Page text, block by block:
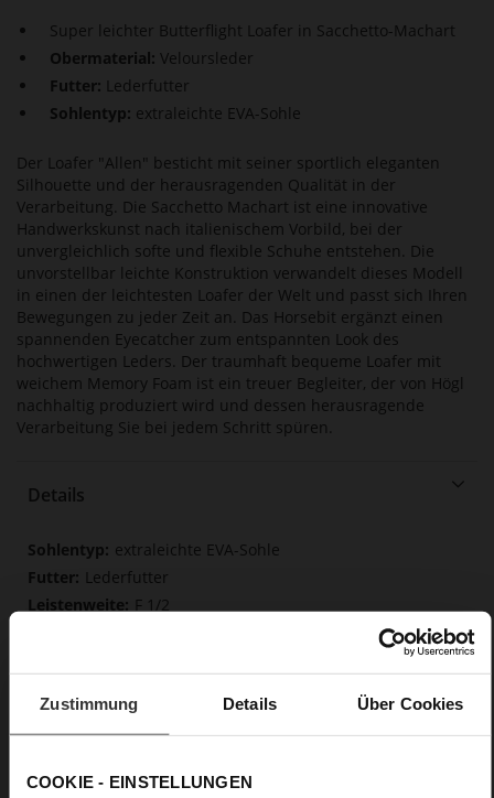
Zustimmung Details Über Cookies
COOKIE - EINSTELLUNGEN
Super leichter Butterflight Loafer in Sacchetto-Machart
Obermaterial: Veloursleder
Futter: Lederfutter
Sohlentyp: extraleichte EVA-Sohle
Der Loafer "Allen" besticht mit seiner sportlich eleganten
Silhouette und der herausragenden Qualität in der
Verarbeitung. Die Sacchetto Machart ist eine innovative
Handwerkskunst nach italienischem Vorbild, bei der
unvergleichlich softe und flexible Schuhe entstehen. Die
unvorstellbar leichte Konstruktion verwandelt dieses Modell
in einen der leichtesten Loafer der Welt und passt sich Ihren
Bewegungen zu jeder Zeit an. Das Horsebit ergänzt einen
spannenden Eyecatcher zum entspannten Look des
hochwertigen Leders. Der traumhaft bequeme Loafer mit
weichem Memory Foam ist ein treuer Begleiter, der von Högl
nachhaltig produziert wird und dessen herausragende
Verarbeitung Sie bei jedem Schritt spüren.
Details
Mehr
Informationen
extraleichte EVA-Sohle
Lederfutter
F 1/2
Obermaterial (LEATHER WORKING GROUP
Gold zertifiziert), Futter / Decksohle (LEATHER WORKING
GROUP zertifiziert)
Fest eingearbeitete Einlegesohle aus Leder,
Nein